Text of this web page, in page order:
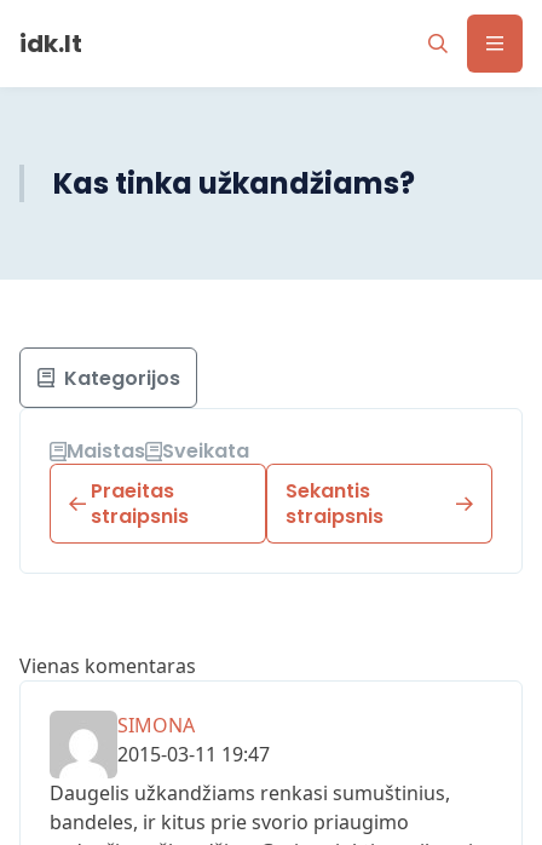
idk.lt
Kas tinka užkandžiams?
Maistas
Sveikata
Praeitas
straipsnis
Sekantis
straipsnis
Vienas komentaras
SIMONA
2015-03-11 19:47
Daugelis užkandžiams renkasi sumuštinius,
bandeles, ir kitus prie svorio priaugimo
Kategorijos